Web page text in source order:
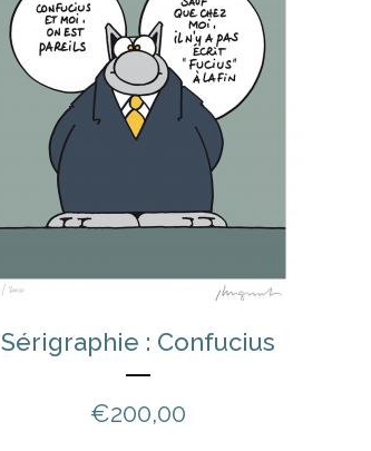
Sérigraphie : Confucius
€200,00